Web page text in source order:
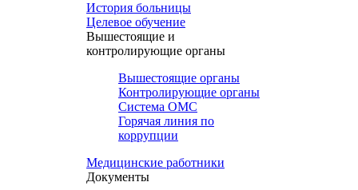
История больницы
Целевое обучение
Вышестоящие и
контролирующие органы
Вышестоящие органы
Контролирующие органы
Система ОМС
Горячая линия по
коррупции
Медицинские работники
Документы